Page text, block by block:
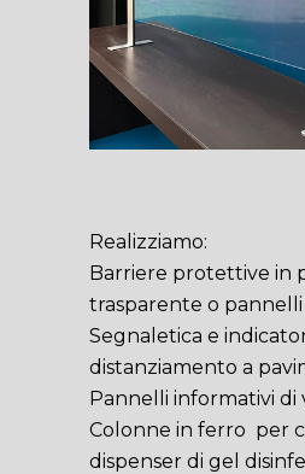
Realizziamo:
Barriere protettive in
trasparente o
Segnaletica e
distanziamento a
Pannelli informativi di
Colonne in ferro per
dispenser di gel